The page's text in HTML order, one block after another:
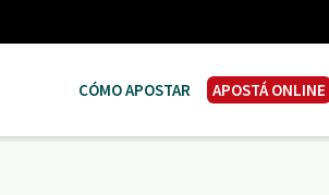
CÓMO APOSTAR APOSTÁ ONLINE